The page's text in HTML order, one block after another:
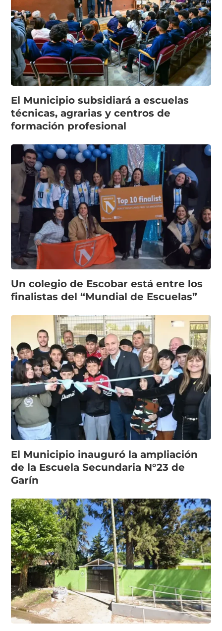
El Municipio subsidiará a escuelas
técnicas, agrarias y centros de
formación profesional
Un colegio de Escobar está entre los
finalistas del “Mundial de Escuelas”
El Municipio inauguró la ampliación
de la Escuela Secundaria N°23 de
Garín